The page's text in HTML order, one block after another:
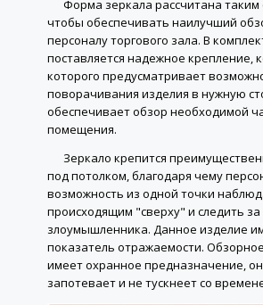
Форма зеркала рассчитана таким
чтобы обеспечивать наилучший
персоналу торгового зала. В
поставляется надежное крепление,
которого предусматривает
поворачивания изделия в нужную
обеспечивает обзор необходимой
помещения.
Зеркало крепится
под потолком, благодаря чему
возможность из одной точки
происходящим "сверху" и следить
злоумышленника. Данное изделие
показатель отражаемости.
имеет охранное предназначение,
запотевает и не тускнеет со